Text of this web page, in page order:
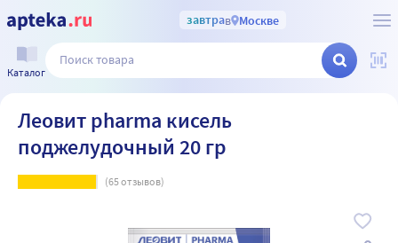
завтрав Москве
Каталог
Леовит pharma кисель
поджелудочный 20 гр
(65отзывов)